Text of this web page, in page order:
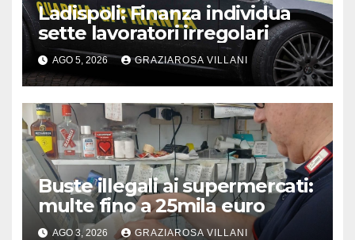
Ladispoli: Finanza individua
sette lavoratori irregolari
AGO 5, 2026 GRAZIAROSA VILLANI
Buste illegali ai supermercati:
multe fino a 25mila euro
AGO 3, 2026 GRAZIAROSA VILLANI